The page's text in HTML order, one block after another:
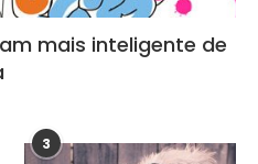
mais inteligente de
3